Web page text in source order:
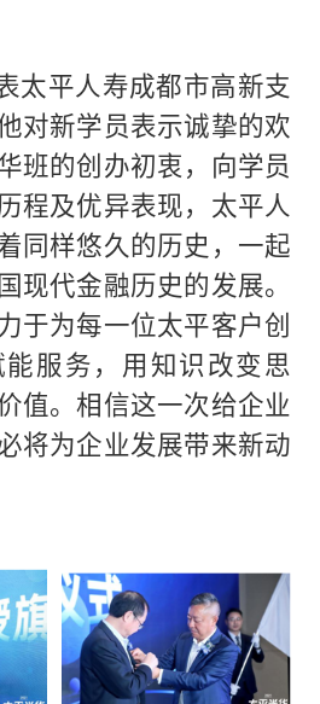
太平人寿成都市高新支
对新学员表示诚挚的欢
班的创办初衷，向学员
程及优异表现，太平人
同样悠久的历史，一起
现代金融历史的发展。
于为每一位太平客户创
服务，用知识改变思
值。相信这一次给企业
将为企业发展带来新动